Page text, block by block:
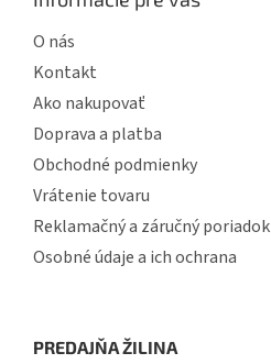
O nás
Kontakt
Ako nakupovať
Doprava a platba
Obchodné podmienky
Vrátenie tovaru
Reklamačný a záručný poriadok
Osobné údaje a ich ochrana
PREDAJŇA ŽILINA